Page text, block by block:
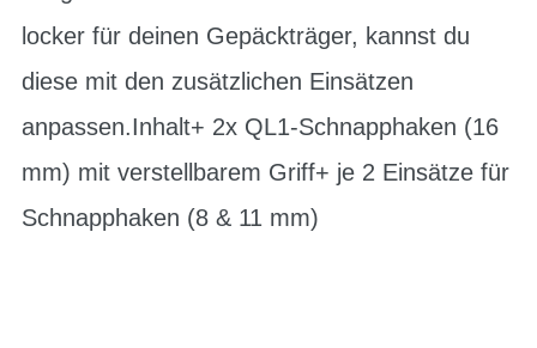
locker für deinen Gepäckträger, kannst du
diese mit den zusätzlichen Einsätzen
anpassen.Inhalt+ 2x QL1-Schnapphaken (16
mm) mit verstellbarem Griff+ je 2 Einsätze für
Schnapphaken (8 & 11 mm)